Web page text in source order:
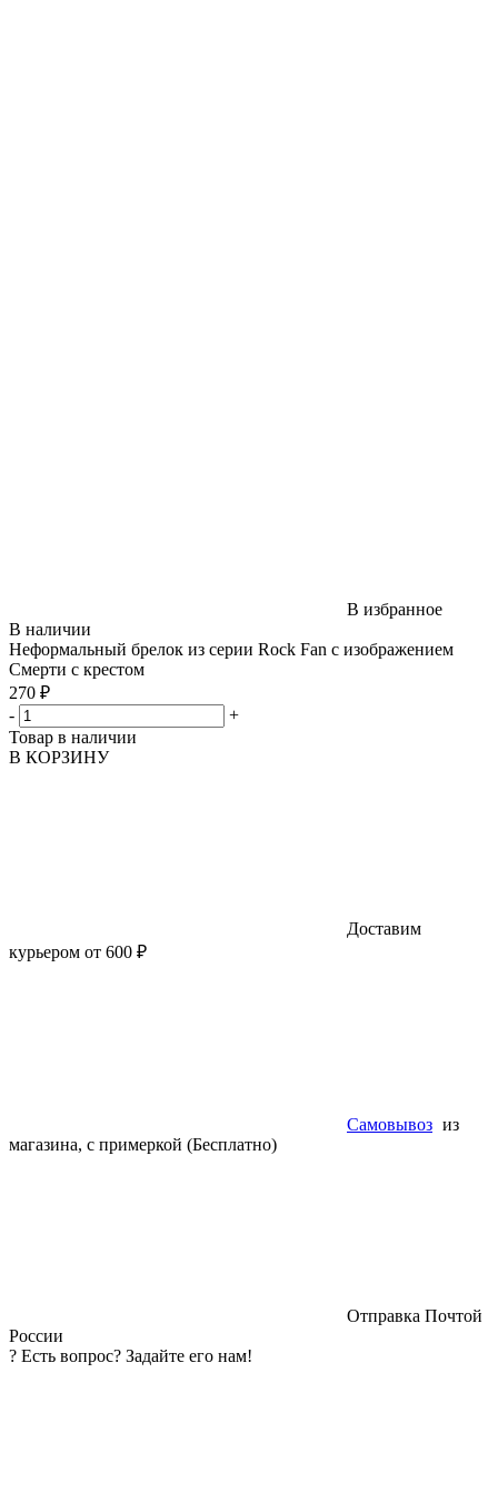
В избранное
В наличии
Неформальный брелок из серии Rock Fan с изображением
Смерти с крестом
270 ₽
-
+
Товар в наличии
В КОРЗИНУ
Доставим
курьером от 600 ₽
Самовывоз из
магазина, с примеркой (Бесплатно)
Отправка Почтой
России
? Есть вопрос? Задайте его нам!